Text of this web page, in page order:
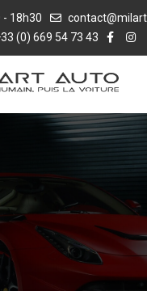
- 18h30
(0) 669 54 73 43